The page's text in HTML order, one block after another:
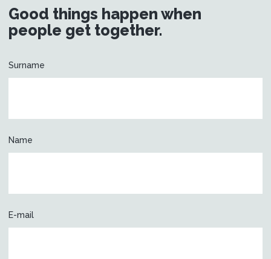
Good things happen when
people get together.
Surname
Name
E-mail